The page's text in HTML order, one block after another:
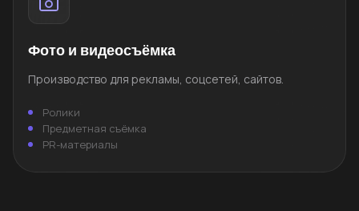
Фото и видеосъёмка
Производство для рекламы, соцсетей, сайтов.
Ролики
Предметная съёмка
PR-материалы